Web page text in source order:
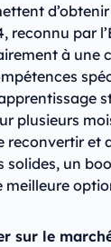
reconnu par
à
plusieurs
reconvertir et
solides, un
meilleure
sur le